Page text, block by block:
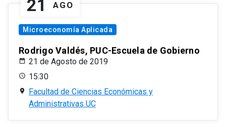
21 AGO
Microeconomía Aplicada
Rodrigo Valdés, PUC-Escuela de Gobierno
21 de Agosto de 2019
15:30
Facultad de Ciencias Económicas y
Administrativas UC